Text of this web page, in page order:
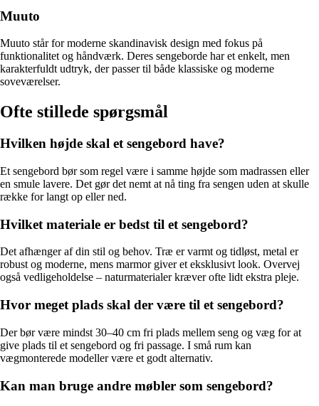
Muuto
Muuto står for moderne skandinavisk design med fokus på
funktionalitet og håndværk. Deres sengeborde har et enkelt, men
karakterfuldt udtryk, der passer til både klassiske og moderne
soveværelser.
Ofte stillede spørgsmål
Hvilken højde skal et sengebord have?
Et sengebord bør som regel være i samme højde som madrassen eller
en smule lavere. Det gør det nemt at nå ting fra sengen uden at skulle
række for langt op eller ned.
Hvilket materiale er bedst til et sengebord?
Det afhænger af din stil og behov. Træ er varmt og tidløst, metal er
robust og moderne, mens marmor giver et eksklusivt look. Overvej
også vedligeholdelse – naturmaterialer kræver ofte lidt ekstra pleje.
Hvor meget plads skal der være til et sengebord?
Der bør være mindst 30–40 cm fri plads mellem seng og væg for at
give plads til et sengebord og fri passage. I små rum kan
vægmonterede modeller være et godt alternativ.
Kan man bruge andre møbler som sengebord?